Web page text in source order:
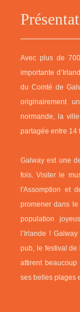
Avec plus de
importante
du Comté de
originairement
normande, la
partagée entre 14
Galway est une
fois. Visiter le
l'Assomption et
promener dans
population
l’Irlande !
pub, le festival de
attirent
ses belles plages